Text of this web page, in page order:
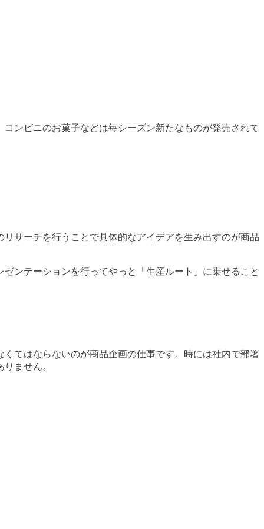
ンビニのお菓子などは毎シーズン新たなものが発売されて
サーチを行うことで具体的なアイデアを生み出すのが商品
ンテーションを行ってやっと「生産ルート」に乗せること
てはならないのが商品企画の仕事です。時には社内で部署
ません。